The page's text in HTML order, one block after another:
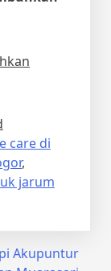
care di
,
jarum
Akupuntur